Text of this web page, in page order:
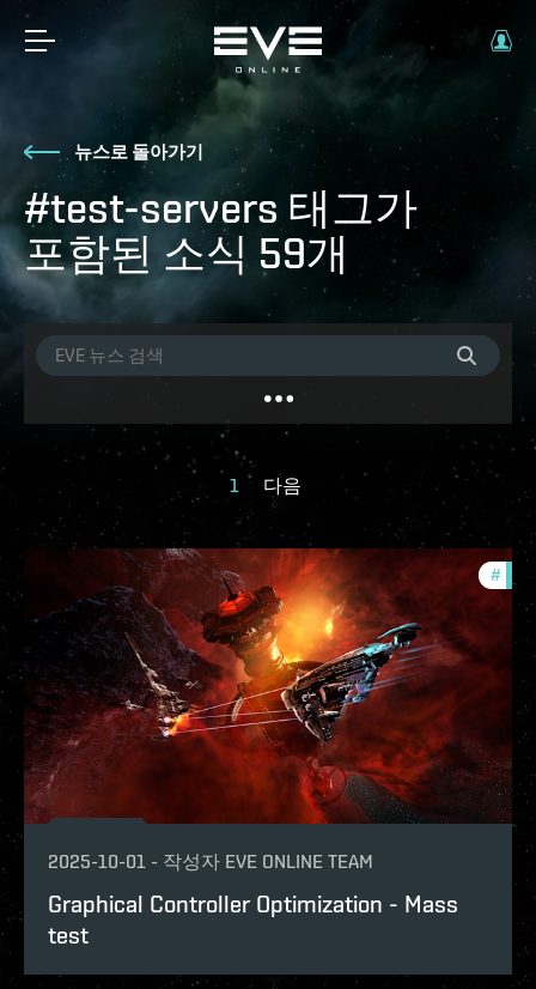
뉴스로 돌아가기
#test-servers 태그가
포함된 소식 59개
1 다음
#
2025-10-01 - 작성자 EVE ONLINE TEAM
Graphical Controller Optimization - Mass
test